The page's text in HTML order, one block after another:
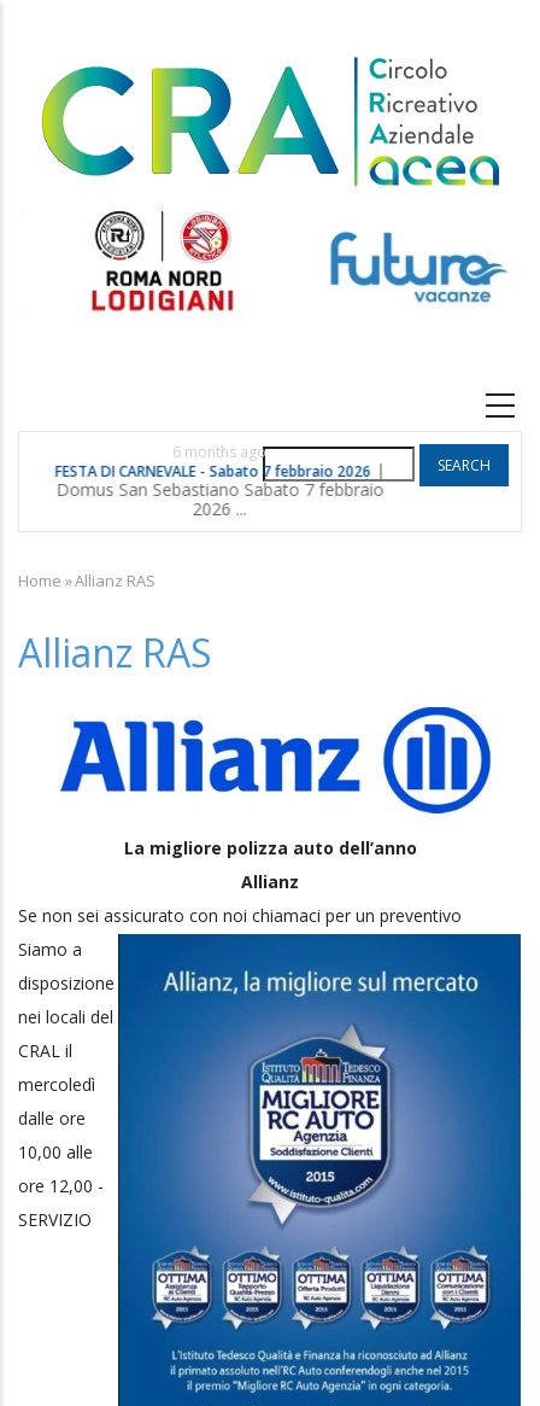
content
6 months ago
FESTA DI CARNEVALE - Sabato 7 febbraio 2026 |
Domus San Sebastiano Sabato 7 febbraio
2026 ...
POGGIO
Search
Breadcrumb
Home »Allianz RAS
Allianz RAS
La migliore polizza auto dell’anno
Allianz
Se non sei assicurato con noi chiamaci per un preventivo
Siamo a
disposizione
nei locali del
CRAL il
mercoledì
dalle ore
10,00 alle
ore 12,00 -
SERVIZIO